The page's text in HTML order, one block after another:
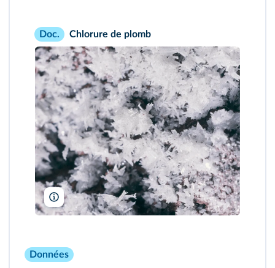
Doc. Chlorure de plomb
Universal Images Group North America LLC/DeAgostini/Alamy
Données